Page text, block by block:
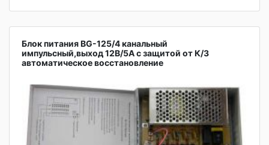
Блок питания BG-125/4 канальный
импульсный,выход 12B/5A с защитой от К/З
автоматическое восстановление